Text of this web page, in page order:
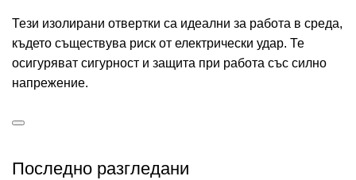
Тези изолирани отвертки са идеални за работа в среда,
където съществува риск от електрически удар. Те
осигуряват сигурност и защита при работа със силно
напрежение.
Последно разгледани